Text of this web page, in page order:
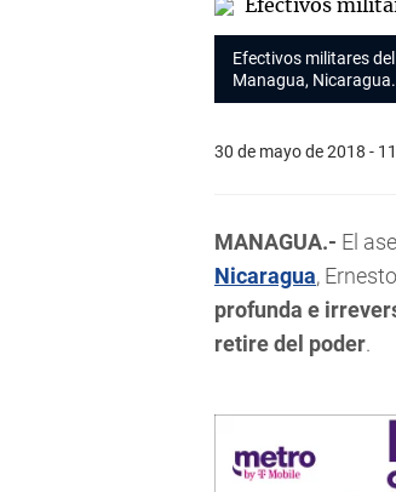
Efectivos militares
Managua, Nicaragua.
30 de mayo de 2018 -
MANAGUA.- El
Nicaragua,
profunda e
retire del poder.